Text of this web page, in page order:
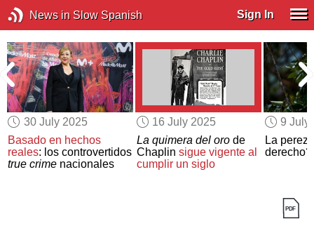
News in Slow Spanish Sign In
30 July 2025
Basado en hechos
reales: los controvertidos
true crime nacionales
16 July 2025
La quimera del orode
Chaplin sigue vigente al
cumplir un siglo
9 July
La
derecho?